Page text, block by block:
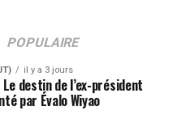
POPULAIRE
il y a 3 jours
destin de l’ex-président
par Évalo Wiyao